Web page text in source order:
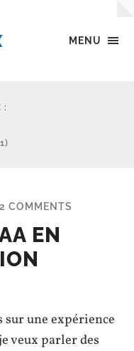
MENU
:
2 COMMENTS
EN
sur une expérience
veux parler des